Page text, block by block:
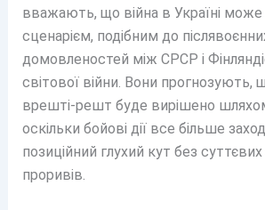
вважають, що війна в Україні
сценарієм, подібним до
домовленостей між СРСР і
світової війни. Вони прогнозують,
врешті-решт буде вирішено
оскільки бойові дії все більше
позиційний глухий кут без суттєвих
проривів.